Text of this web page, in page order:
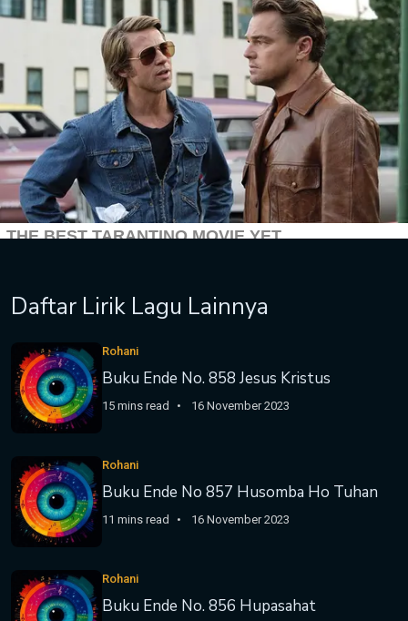
Daftar Lirik Lagu Lainnya
Rohani
Buku Ende No. 858 Jesus Kristus
15 mins read 16 November 2023
Rohani
Buku Ende No 857 Husomba Ho Tuhan
11 mins read 16 November 2023
Rohani
Buku Ende No. 856 Hupasahat